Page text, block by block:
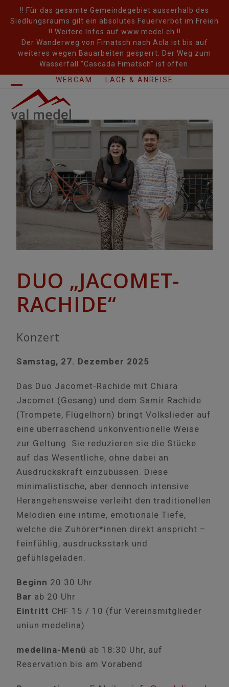
!! Für das gesamte Gemeindegebiet ausserhalb des
Siedlungsraums gilt ein absolutes Feuerverbot im Freien
!! Weitere Infos auf www.medel.ch !!
Der Wanderweg von Fimatsch nach Acla ist bis auf
weiteres wegen Bauarbeiten gesperrt. Der Weg zum
Wasserfall "Cascada Fimatsch" ist offen.
WEBCAM LAGE & ANREISE
Open
mobile
menu
Close
mobile
menu
DUO „JACOMET-
RACHIDE“
Konzert
Samstag, 27. Dezember 2025
Das Duo Jacomet-Rachide mit Chiara
Jacomet (Gesang) und dem Samir Rachide
(Trompete, Flügelhorn) bringt Volkslieder auf
eine überraschend unkonventionelle Weise
zur Geltung. Sie reduzieren sie die Stücke
auf das Wesentliche, ohne dabei an
Ausdruckskraft einzubüssen. Diese
minimalistische, aber dennoch intensive
Herangehensweise verleiht den traditionellen
Melodien eine intime, emotionale Tiefe,
welche die Zuhörer*innen direkt anspricht –
feinfühlig, ausdrucksstark und
gefühlsgeladen.
Beginn 20:30 Uhr
Bar ab 20 Uhr
Eintritt CHF 15 / 10 (für Vereinsmitglieder
uniun medelina)
medelina-Menü ab 18:30 Uhr, auf
Reservation bis am Vorabend